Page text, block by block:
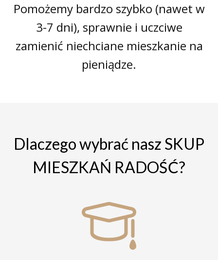
Pomożemy bardzo szybko (nawet w
3-7 dni), sprawnie i uczciwe
zamienić niechciane mieszkanie na
pieniądze.
Dlaczego wybrać nasz SKUP
MIESZKAŃ RADOŚĆ?